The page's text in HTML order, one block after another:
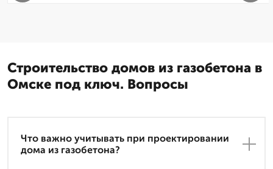
Строительство домов из газобетона в
Омске под ключ. Вопросы
Что важно учитывать при проектировании
дома из газобетона?